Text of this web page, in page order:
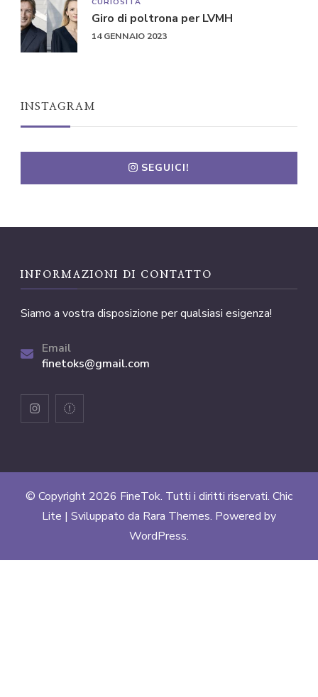
Giro di poltrona per LVMH
14 GENNAIO 2023
INSTAGRAM
SEGUICI!
INFORMAZIONI DI CONTATTO
Siamo a vostra disposizione per qualsiasi esigenza!
Email
finetoks@gmail.com
© Copyright 2026 FineTok. Tutti i diritti riservati. Chic
Lite | Sviluppato da Rara Themes. Powered by
WordPress.